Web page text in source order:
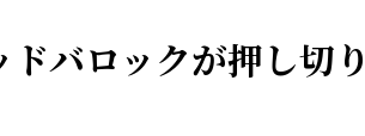
バロックが押し切